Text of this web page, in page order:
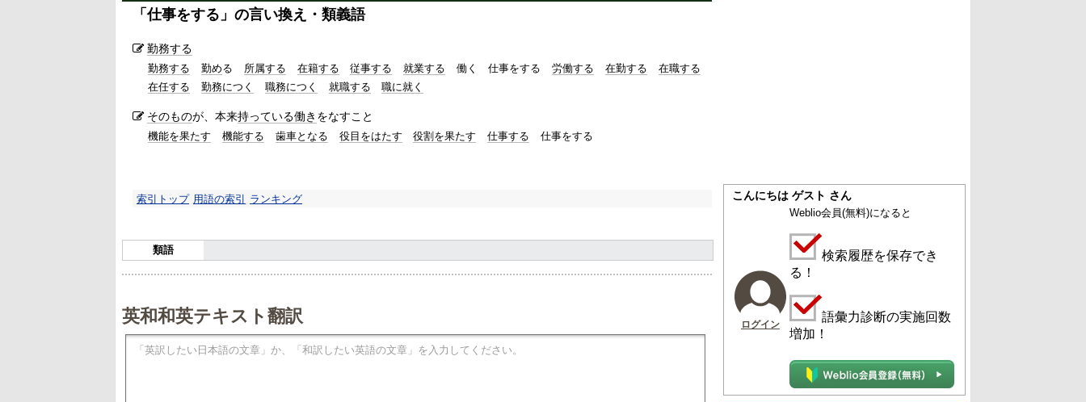
「仕事をする 」の言い換え・類義語
勤務する
勤務する 勤める 所属する 在籍する 従事する 就業する 働く 仕事をする 労働する 在勤する
在職する
在任する
勤務につく 職務につく 就職する 職に就く
そのものが、本来持っている働き をなすこと
機能を果たす 機能する 歯車となる 役目をはたす 役割を果たす 仕事する 仕事をする
索引トップ 用語の索引 ランキング
類語
英和和英テキスト翻訳
こんにちは ゲスト さん
ログイン
Weblio会員(無料)になると
検索履歴を保存でき
る！
語彙力診断の実施回数
増加！